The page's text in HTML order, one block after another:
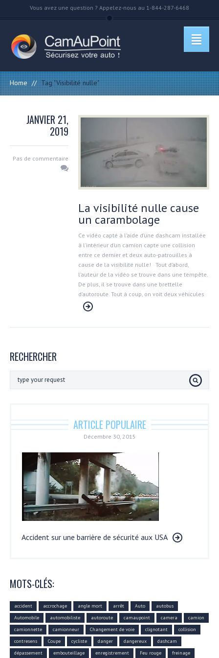
Vous avez une question ? Appelez-nous au 1-844-287-6468
Home // Tag "Visibilité nulle"
JANVIER 21,
2019
Pas de commentaire
La visibilité nulle cause
un carambolage
Ce vidéo capté à l’aide d’une dashcam installée
à l’intérieur d’un camion capte une collision
entre ce dernier et deux auto-patrouilles à
cause de la visibilité nulle! Tout d’abord,
l’auteur de la vidéo se trouve dans une tempête.
De plus, il se trouve dans une brettelle
d’autoroute. Tout à coup, on voit deux véhicules
RECHERCHER
ARTICLE POPULAIRE
Décembre 30, 2015
Accident sur une barrière de sécurité aux USA
MOTS-CLÉS:
accident accrochage angle mort arrêt Auto
autobus
Automobile
automobiliste autoroute camaupoint camera
camion
camionnette
camionneur Changement de voie clignotant
collision
contresens
Coupe cycliste danger dangereux
dashcam
dépassement
embouteillage enregistrement Feu rouge freinage